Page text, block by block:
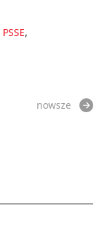
PSSE,
nowsze